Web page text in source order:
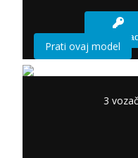
Imam
Prati ovaj model
3